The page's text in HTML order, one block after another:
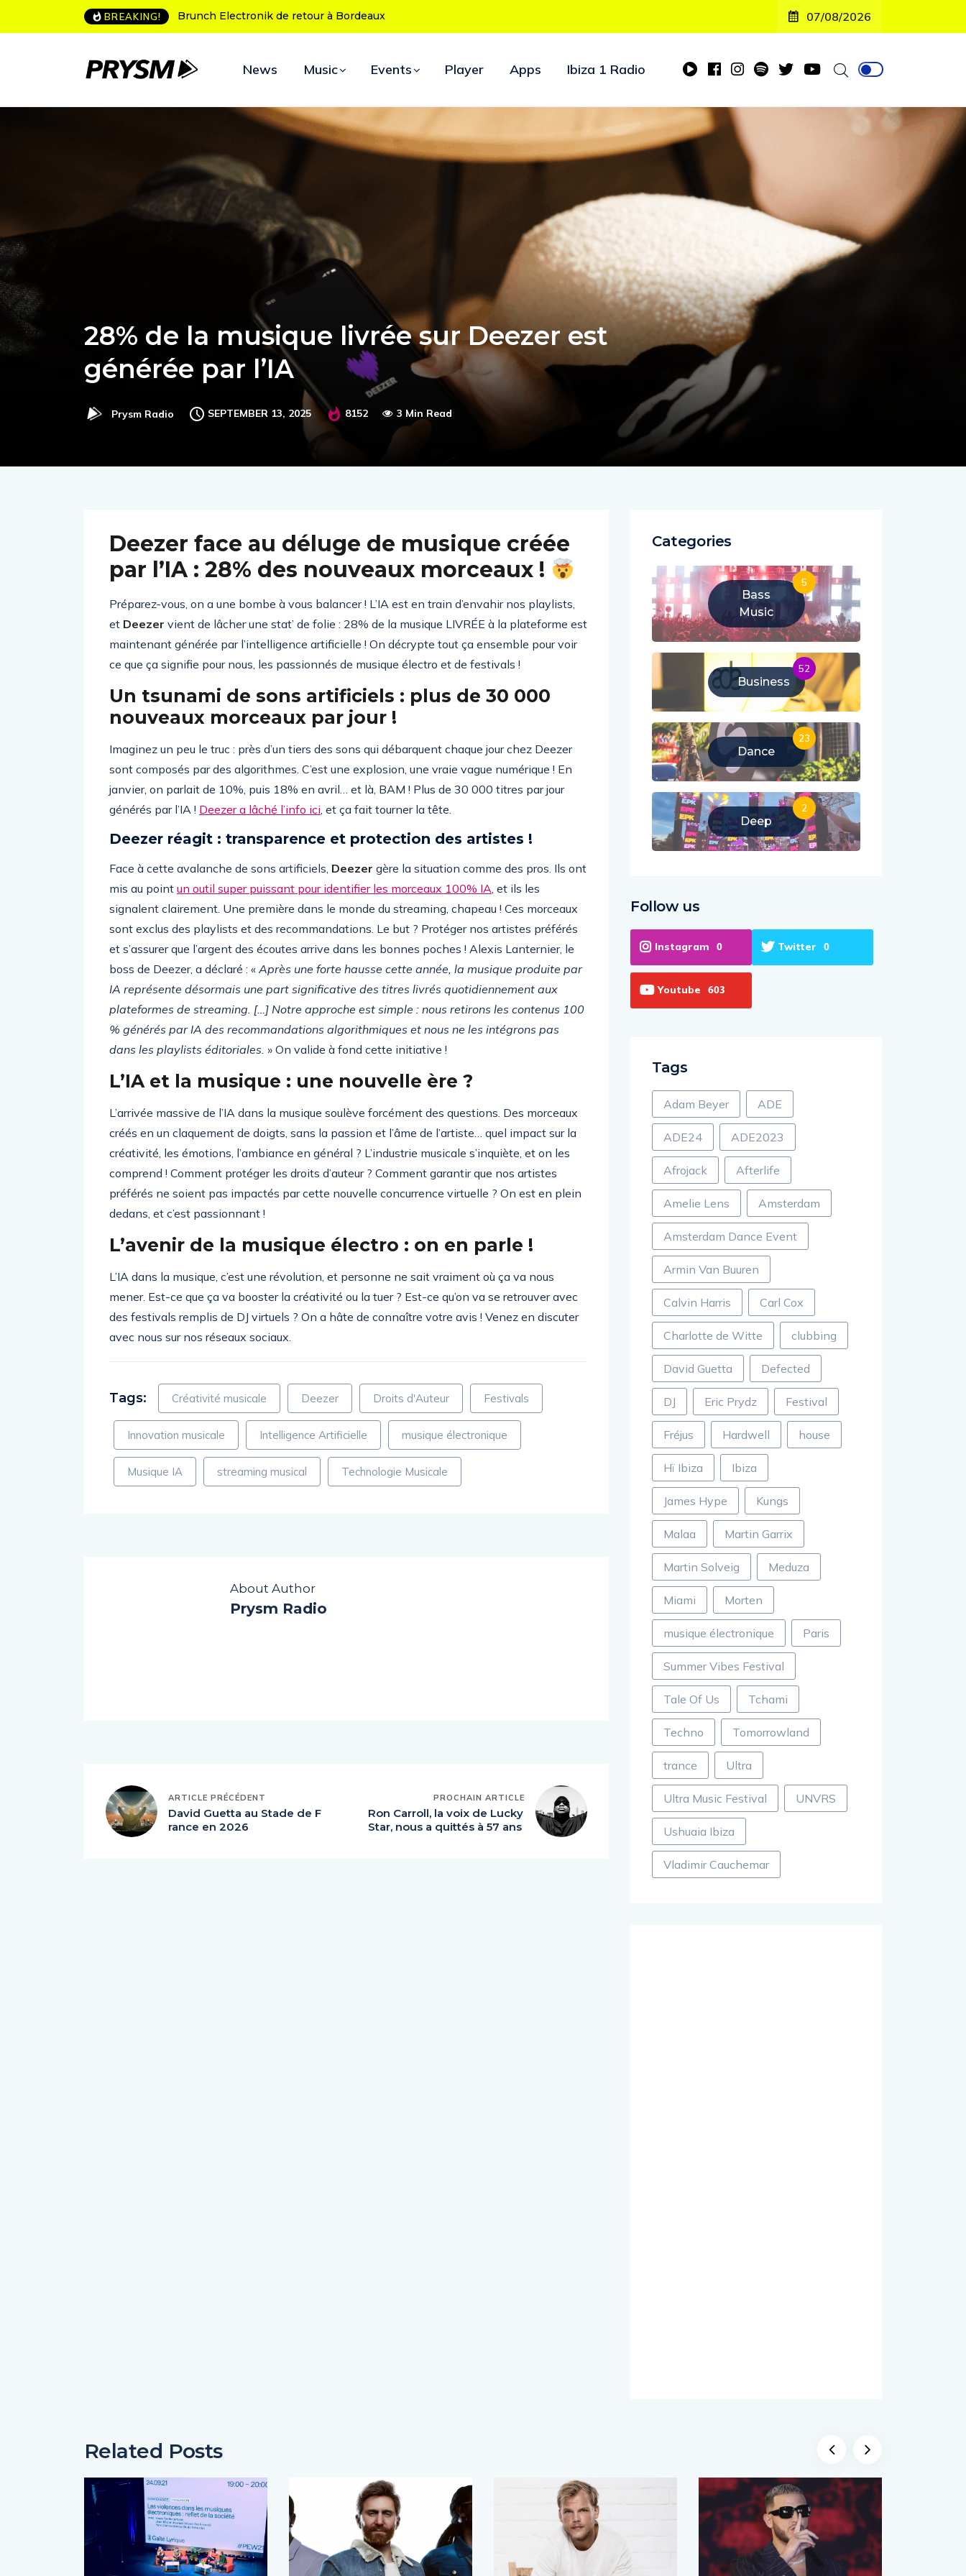
BREAKING! L’Amnesia Ibiza fête ses 50 ans : le programme des soirées d’ouverture 07/08/2026
News Music Events Player Apps Ibiza 1 Radio
28% de la musique livrée sur Deezer est
générée par l’IA
Prysm Radio SEPTEMBER 13, 2025 8152 3 Min Read
Deezer face au déluge de musique créée
par l’IA : 28% des nouveaux morceaux !
Préparez-vous, on a une bombe à vous balancer ! L’IA est en train d’envahir nos playlists,
et Deezer vient de lâcher une stat’ de folie : 28% de la musique LIVRÉE à la plateforme est
maintenant générée par l’intelligence artificielle ! On décrypte tout ça ensemble pour voir
ce que ça signifie pour nous, les passionnés de musique électro et de festivals !
Un tsunami de sons artificiels : plus de 30 000
nouveaux morceaux par jour !
Imaginez un peu le truc : près d’un tiers des sons qui débarquent chaque jour chez Deezer
sont composés par des algorithmes. C’est une explosion, une vraie vague numérique ! En
janvier, on parlait de 10%, puis 18% en avril… et là, BAM ! Plus de 30 000 titres par jour
générés par l’IA ! Deezer a lâché l’info ici, et ça fait tourner la tête.
Deezer réagit : transparence et protection des artistes !
Face à cette avalanche de sons artificiels, Deezer gère la situation comme des pros. Ils ont
mis au point un outil super puissant pour identifier les morceaux 100% IA, et ils les
signalent clairement. Une première dans le monde du streaming, chapeau ! Ces morceaux
sont exclus des playlists et des recommandations. Le but ? Protéger nos artistes préférés
et s’assurer que l’argent des écoutes arrive dans les bonnes poches ! Alexis Lanternier, le
boss de Deezer, a déclaré : «Après une forte hausse cette année, la musique produite par
IA représente désormais une part significative des titres livrés quotidiennement aux
plateformes de streaming. […] Notre approche est simple : nous retirons les contenus 100
% générés par IA des recommandations algorithmiques et nous ne les intégrons pas
dans les playlists éditoriales. » On valide à fond cette initiative !
L’IA et la musique : une nouvelle ère ?
L’arrivée massive de l’IA dans la musique soulève forcément des questions. Des morceaux
créés en un claquement de doigts, sans la passion et l’âme de l’artiste… quel impact sur la
créativité, les émotions, l’ambiance en général ? L’industrie musicale s’inquiète, et on les
comprend ! Comment protéger les droits d’auteur ? Comment garantir que nos artistes
préférés ne soient pas impactés par cette nouvelle concurrence virtuelle ? On est en plein
dedans, et c’est passionnant !
L’avenir de la musique électro : on en parle !
L’IA dans la musique, c’est une révolution, et personne ne sait vraiment où ça va nous
mener. Est-ce que ça va booster la créativité ou la tuer ? Est-ce qu’on va se retrouver avec
des festivals remplis de DJ virtuels ? On a hâte de connaître votre avis ! Venez en discuter
avec nous sur nos réseaux sociaux.
Tags: Créativité musicale Deezer Droits d'Auteur Festivals
Innovation musicale Intelligence Artificielle musique électronique
Musique IA streaming musical Technologie Musicale
About Author
Prysm Radio
ARTICLE PRÉCÉDENT
David Guetta au Stade de F
rance en 2026
PROCHAIN ARTICLE
Ron Carroll, la voix de Lucky
Star, nous a quittés à 57 ans
Categories
Bass
Music
5
Business
52
Dance
23
Deep
2
Follow us
Instagram 0 Twitter 0
Youtube 603
Tags
Adam Beyer ADE
ADE24 ADE2023
Afrojack Afterlife
Amelie Lens Amsterdam
Amsterdam Dance Event
Armin Van Buuren
Calvin Harris Carl Cox
Charlotte de Witte clubbing
David Guetta Defected
DJ Eric Prydz Festival
Fréjus Hardwell house
Hï Ibiza Ibiza
James Hype Kungs
Malaa Martin Garrix
Martin Solveig Meduza
Miami Morten
musique électronique Paris
Summer Vibes Festival
Tale Of Us Tchami
Techno Tomorrowland
trance Ultra
Ultra Music Festival UNVRS
Ushuaia Ibiza
Vladimir Cauchemar
Related Posts